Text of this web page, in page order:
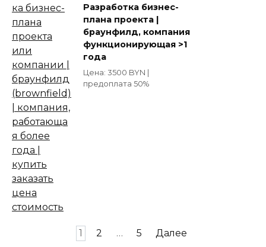
Разработка бизнес-
плана проекта |
браунфилд, компания
функционирующая >1
года
Цена: 3500 BYN |
предоплата 50%
1 2 … 5 Далее